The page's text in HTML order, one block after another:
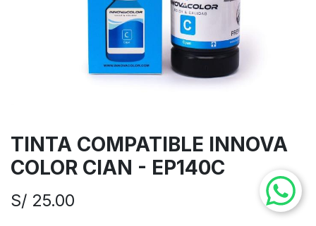
TINTA COMPATIBLE INNOVA
COLOR CIAN - EP140C
S/ 25.00